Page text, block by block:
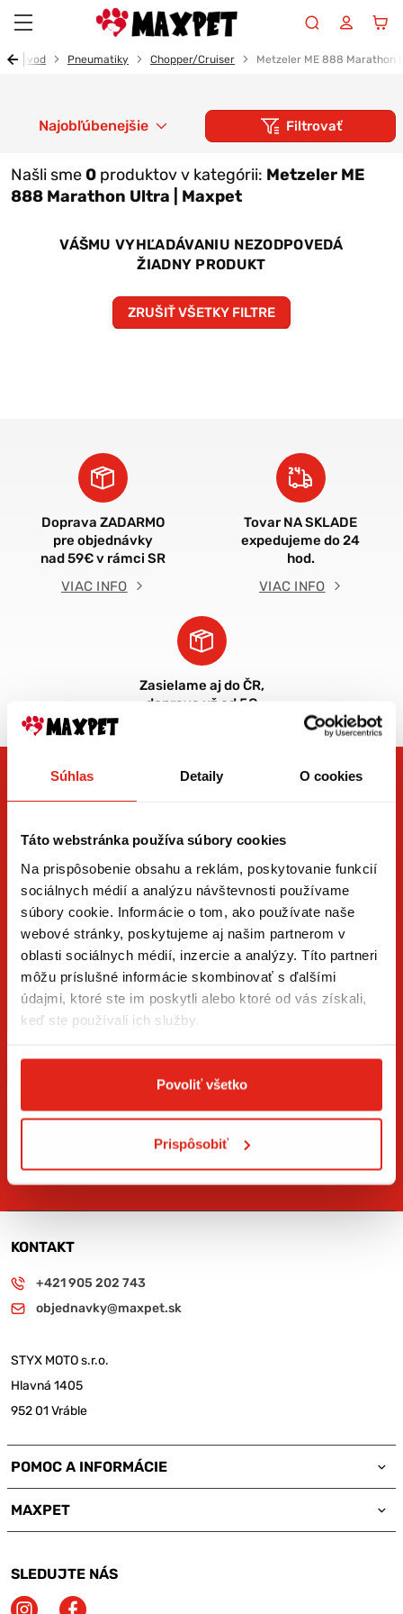
Súhlas Detaily O cookies
Táto webstránka používa súbory cookies
Na prispôsobenie obsahu a reklám, poskytovanie funkcií
sociálnych médií a analýzu návštevnosti používame
súbory cookie. Informácie o tom, ako používate naše
webové stránky, poskytujeme aj našim partnerom v
oblasti sociálnych médií, inzercie a analýzy. Títo partneri
môžu príslušné informácie skombinovať s ďalšími
údajmi, ktoré ste im poskytli alebo ktoré od vás získali,
keď ste používali ich služby.
Povoliť všetko
Prispôsobiť
Úvod Pneumatiky Chopper/Cruiser Metzeler ME 888 Marathon
Filtrovať
Našli sme 0 produktov v kategórii: Metzeler ME
888 Marathon Ultra | Maxpet
Najobľúbenejšie
VÁŠMU VYHĽADÁVANIU NEZODPOVEDÁ
ŽIADNY PRODUKT
ZRUŠIŤ VŠETKY FILTRE
Doprava ZADARMO
pre objednávky
nad 59€ v rámci SR
VIAC INFO
Tovar NA SKLADE
expedujeme do 24
hod.
VIAC INFO
Zasielame aj do ČR,
doprava už od 5€
ZÍSKAJTE NOVINKY AKO PRVÝ
Prihláste sa na odber newslettera a buďte prvý, kto má
novinky.
spracovaním osobných údajov
PRIHLÁSIŤ SA
KONTAKT
+421 905 202 743
objednavky@maxpet.sk
STYX MOTO s.r.o.
Hlavná 1405
952 01 Vráble
POMOC A INFORMÁCIE
MAXPET
SLEDUJTE NÁS